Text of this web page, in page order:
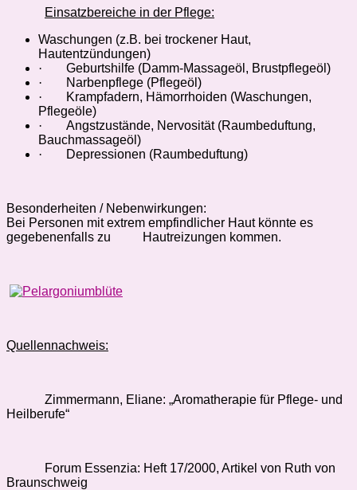
Einsatzbereiche in der Pflege:
Waschungen (z.B. bei trockener Haut,
Hautentzündungen)
·
Geburtshilfe (Damm-Massageöl, Brustpflegeöl)
·
Narbenpflege (Pflegeöl)
·
Krampfadern, Hämorrhoiden (Waschungen,
Pflegeöle)
·
Angstzustände, Nervosität (Raumbeduftung,
Bauchmassageöl)
·
Depressionen (Raumbeduftung)
Besonderheiten / Nebenwirkungen:
Bei Personen mit extrem empfindlicher Haut könnte es
gegebenenfalls zu
Hautreizungen kommen.
Quellennachweis:
Zimmermann, Eliane: „Aromatherapie für Pflege- und
Heilberufe“
Forum Essenzia: Heft 17/2000, Artikel von Ruth von
Braunschweig